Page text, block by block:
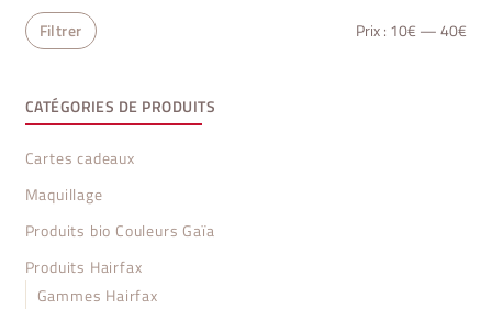
Filtrer Prix : 10€ —40€
CATÉGORIES DE PRODUITS
Cartes cadeaux
Maquillage
Produits bio Couleurs Gaïa
Produits Hairfax
Gammes Hairfax